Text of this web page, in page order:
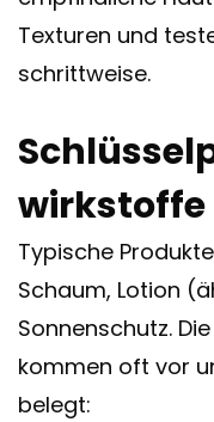
Texturen und
schrittweise.
wirkstoffe
Typische
Schaum, Lotion
Sonnenschutz.
kommen oft vor
belegt: